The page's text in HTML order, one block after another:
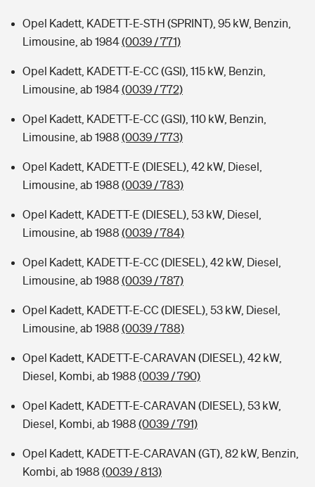
Opel Kadett, KADETT-E-STH (SPRINT), 95 kW, Benzin,
Limousine, ab 1984(0039 / 771)
Opel Kadett, KADETT-E-CC (GSI), 115 kW, Benzin,
Limousine, ab 1984(0039 / 772)
Opel Kadett, KADETT-E-CC (GSI), 110 kW, Benzin,
Limousine, ab 1988 (0039 / 773)
Opel Kadett, KADETT-E (DIESEL), 42 kW, Diesel,
Limousine, ab 1988 (0039 / 783)
Opel Kadett, KADETT-E (DIESEL), 53 kW, Diesel,
Limousine, ab 1988 (0039 / 784)
Opel Kadett, KADETT-E-CC (DIESEL), 42 kW, Diesel,
Limousine, ab 1988 (0039 / 787)
Opel Kadett, KADETT-E-CC (DIESEL), 53 kW, Diesel,
Limousine, ab 1988 (0039 / 788)
Opel Kadett, KADETT-E-CARAVAN (DIESEL), 42 kW,
Diesel, Kombi, ab 1988 (0039 / 790)
Opel Kadett, KADETT-E-CARAVAN (DIESEL), 53 kW,
Diesel, Kombi, ab 1988 (0039 / 791)
Opel Kadett, KADETT-E-CARAVAN (GT), 82 kW, Benzin,
Kombi, ab 1988 (0039 / 813)